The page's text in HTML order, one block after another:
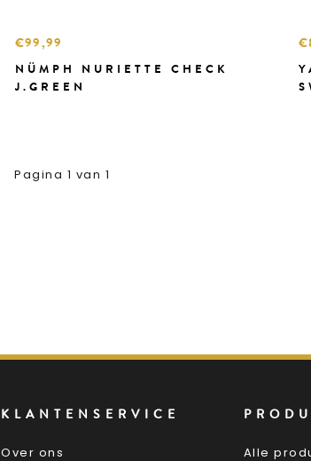
€99,99
NÜMPH NURIETTE CHECK
J.GREEN
Pagina 1 van 1
KLANTENSERVICE
Over ons Alle